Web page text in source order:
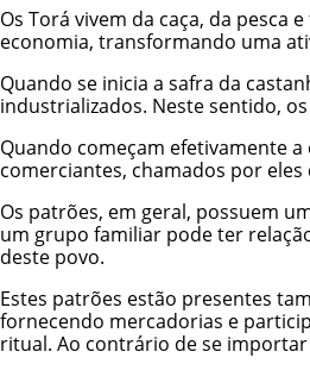
Os Torá vivem da caça, da pesca
economia, transformando uma
Quando se inicia a safra da
industrializados. Neste sentido,
Quando começam efetivamente
comerciantes, chamados por
Os patrões, em geral, possuem
um grupo familiar pode ter
deste povo.
Estes patrões estão presentes
fornecendo mercadorias e
ritual. Ao contrário de se